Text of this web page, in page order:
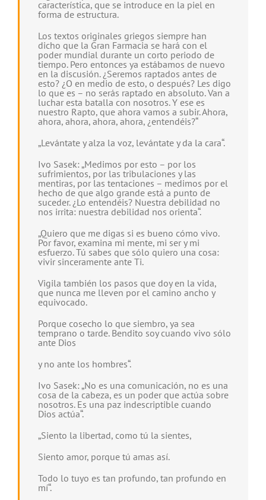
característica, que se introduce en la piel en
forma de estructura.
Los textos originales griegos siempre han
dicho que la Gran Farmacia se hará con el
poder mundial durante un corto periodo de
tiempo. Pero entonces ya estábamos de nuevo
en la discusión. ¿Seremos raptados antes de
esto? ¿O en medio de esto, o después? Les digo
lo que es – no serás raptado en absoluto. Van a
luchar esta batalla con nosotros. Y ese es
nuestro Rapto, que ahora vamos a subir. Ahora,
ahora, ahora, ahora, ahora, ¿entendéis?“
„Levántate y alza la voz, levántate y da la cara“.
Ivo Sasek: „Medimos por esto – por los
sufrimientos, por las tribulaciones y las
mentiras, por las tentaciones – medimos por el
hecho de que algo grande está a punto de
suceder. ¿Lo entendéis? Nuestra debilidad no
nos irrita: nuestra debilidad nos orienta“.
„Quiero que me digas si es bueno cómo vivo.
Por favor, examina mi mente, mi ser y mi
esfuerzo. Tú sabes que sólo quiero una cosa:
vivir sinceramente ante Ti.
Vigila también los pasos que doy en la vida,
que nunca me lleven por el camino ancho y
equivocado.
Porque cosecho lo que siembro, ya sea
temprano o tarde. Bendito soy cuando vivo sólo
ante Dios
y no ante los hombres“.
Ivo Sasek: „No es una comunicación, no es una
cosa de la cabeza, es un poder que actúa sobre
nosotros. Es una paz indescriptible cuando
Dios actúa“.
„Siento la libertad, como tú la sientes,
Siento amor, porque tú amas así.
Todo lo tuyo es tan profundo, tan profundo en
mí“.